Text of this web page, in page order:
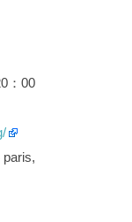
：00
paris,